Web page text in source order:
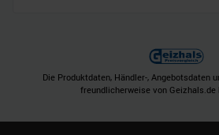
Die Produktdaten, Händler-, Angebotsdaten
freundlicherweise von